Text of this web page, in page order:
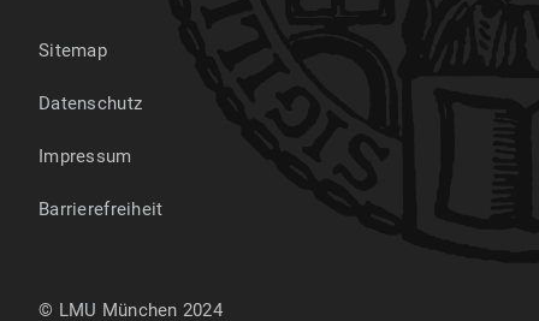
Sitemap
Datenschutz
Impressum
Barrierefreiheit
© LMU München 2024